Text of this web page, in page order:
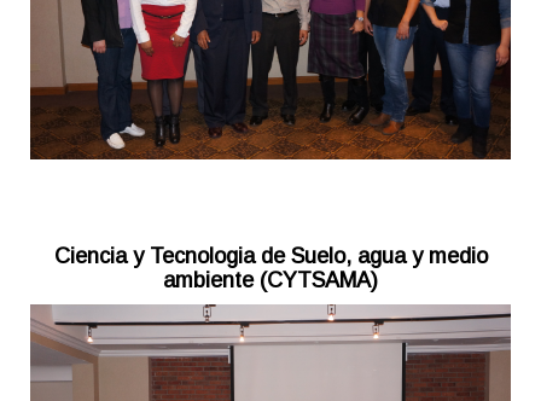
Ciencia y Tecnologia de Suelo, agua y medio
ambiente (CYTSAMA)